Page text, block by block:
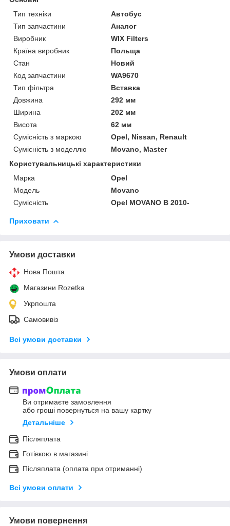
Тип техніки
Автобус
Тип запчастини
Аналог
Виробник
WIX Filters
Країна виробник
Польща
Стан
Новий
Код запчастини
WA9670
Тип фільтра
Вставка
Довжина
292 мм
Ширина
202 мм
Висота
62 мм
Сумісність з маркою
Opel, Nissan, Renault
Сумісність з моделлю
Movano, Master
Користувальницькі характеристики
Марка
Opel
Модель
Movano
Сумісність
Opel MOVANO B 2010-
Приховати
Умови доставки
Нова Пошта
Магазини Rozetka
Укрпошта
Самовивіз
Всі умови доставки
Умови оплати
Ви отримаєте замовлення
або гроші повернуться на вашу картку
Детальніше
Післяплата
Готівкою в магазині
Післяплата (оплата при отриманні)
Всі умови оплати
Умови повернення